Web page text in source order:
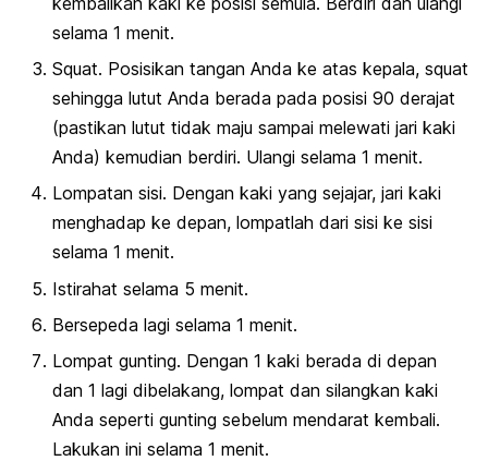
selama 1 menit.
Squat. Posisikan tangan Anda ke atas kepala, squat
sehingga lutut Anda berada pada posisi 90 derajat
(pastikan lutut tidak maju sampai melewati jari kaki
Anda) kemudian berdiri. Ulangi selama 1 menit.
Lompatan sisi. Dengan kaki yang sejajar, jari kaki
menghadap ke depan, lompatlah dari sisi ke sisi
selama 1 menit.
Istirahat selama 5 menit.
Bersepeda lagi selama 1 menit.
Lompat gunting. Dengan 1 kaki berada di depan
dan 1 lagi dibelakang, lompat dan silangkan kaki
Anda seperti gunting sebelum mendarat kembali.
Lakukan ini selama 1 menit.